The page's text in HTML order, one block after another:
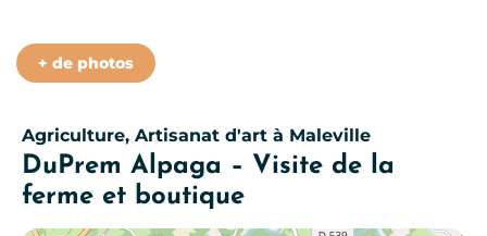
Agriculture, Artisanat d'art à Maleville
DuPrem Alpaga – Visite de la
ferme et boutique
+ de photos